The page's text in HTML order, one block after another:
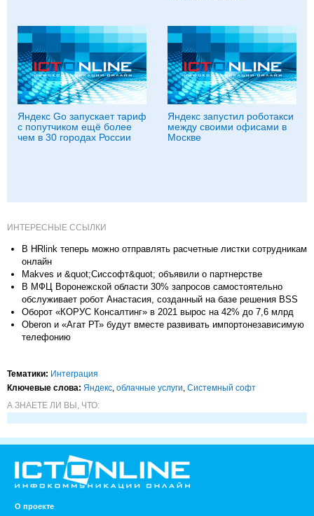
Яндекс Go запускает тариф
с попутчиком ещё более
чем в 30 городах России
Яндекс запустил роботакси
между своими офисами в
Москве
ИНТЕРЕСНЫЕ ССЫЛКИ
В HRlink теперь можно отправлять расчетные листки сотрудникам
онлайн
Makves и &quot;Сиссофт&quot; объявили о партнерстве
В МФЦ Воронежской области 30% запросов самостоятельно
обслуживает робот Анастасия, созданный на базе решения BSS
Оборот «КОРУС Консалтинг» в 2021 вырос на 42% до 7,6 млрд
Oberon и «Агат РТ» будут вместе развивать импортонезависимую
телефонию
Тематики: Интеграция
Ключевые слова: Яндекс, облачные услуги, Системный софт
А ЗНАЕТЕ ЛИ ВЫ, ЧТО:
О проекте